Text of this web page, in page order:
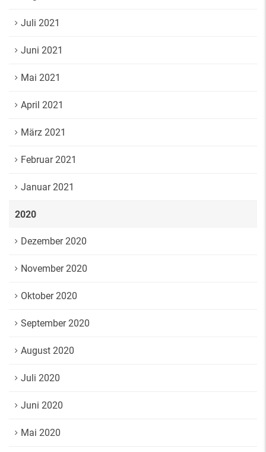
Juli 2021
Juni 2021
Mai 2021
April 2021
März 2021
Februar 2021
Januar 2021
2020
Dezember 2020
November 2020
Oktober 2020
September 2020
August 2020
Juli 2020
Juni 2020
Mai 2020